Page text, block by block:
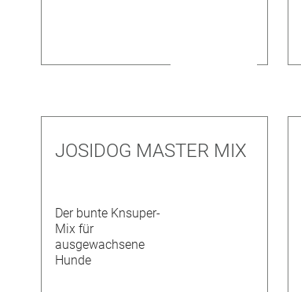
JOSIDOG MASTER MIX
Der bunte Knsuper-
Mix für
ausgewachsene
Hunde